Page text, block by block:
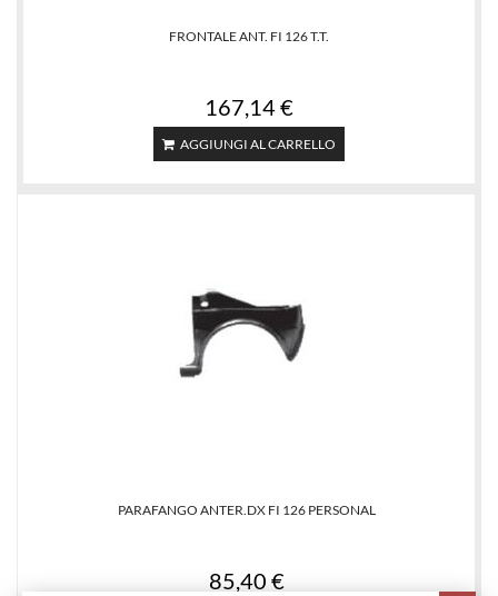
FRONTALE ANT. FI 126 T.T.
167,14 €
AGGIUNGI AL CARRELLO
PARAFANGO ANTER.DX FI 126 PERSONAL
85,40 €